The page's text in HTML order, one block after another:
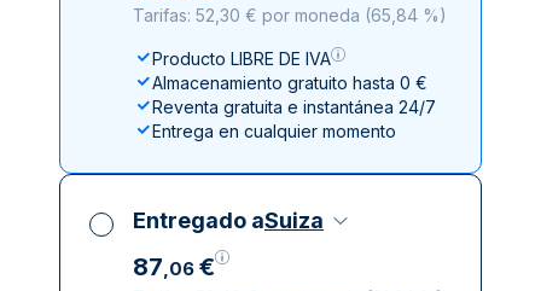
Tarifas: 52,30 € por moneda (65,84 %)
Producto LIBRE DE IVA
Almacenamiento gratuito hasta 0 €
Reventa gratuita e instantánea 24/7
Entrega en cualquier momento
Entregado aSuiza
87,06 €